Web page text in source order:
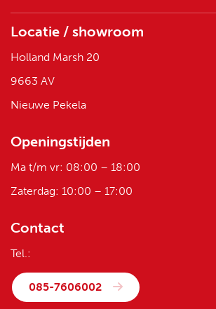
Locatie / showroom
Holland Marsh 20
9663 AV
Nieuwe Pekela
Openingstijden
Ma t/m vr: 08:00 – 18:00
Zaterdag: 10:00 – 17:00
Contact
Tel.:
085-7606002